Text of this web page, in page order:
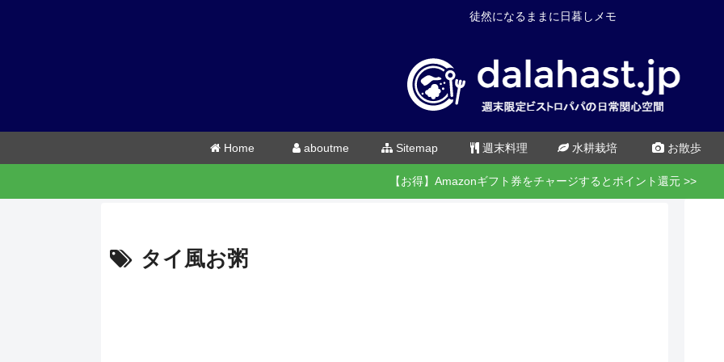
徒然になるままに日暮しメモ
Home aboutme Sitemap 週末料理 水耕栽培 お散歩
【お得】Amazonギフト券をチャージするとポイント還元 >>
タイ風お粥